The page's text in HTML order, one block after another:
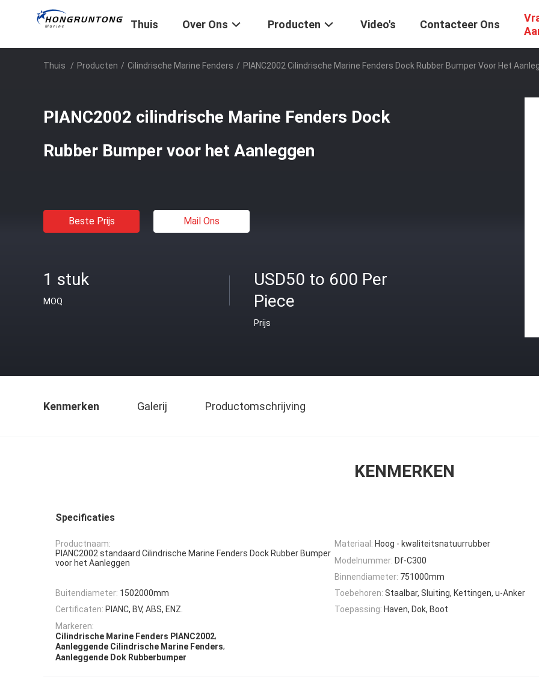
Thuis Over Ons Producten Video's Contacteer Ons
Thuis / Producten / Cilindrische Marine Fenders / PIANC2002 Cilindrische Marine Fenders Dock Rubber Bumper Voor Het
PIANC2002 cilindrische Marine Fenders Dock
Rubber Bumper voor het Aanleggen
Beste Prijs Mail Ons
1 stuk
MOQ
USD50 to 600 Per
Piece
Prijs
Kenmerken Galerij Productomschrijving
KENMERKEN
Specificaties
Productnaam:
PIANC2002 standaard Cilindrische Marine Fenders Dock Rubber Bumper
voor het Aanleggen
Materiaal: Hoog - kwaliteitsnatuurrubber
Modelnummer: Df-C300
Binnendiameter: 751000mm
Buitendiameter: 1502000mm Toebehoren: Staalbar, Sluiting, Kettingen, u-Anker
Certificaten: PIANC, BV, ABS, ENZ. Toepassing: Haven, Dok, Boot
Markeren:
Cilindrische Marine Fenders PIANC2002,
Aanleggende Cilindrische Marine Fenders,
Aanleggende Dok Rubberbumper